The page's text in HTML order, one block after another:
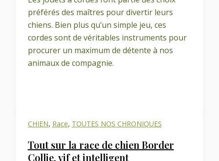
préférés des maîtres pour divertir leurs
chiens. Bien plus qu’un simple jeu, ces
cordes sont de véritables instruments pour
procurer un maximum de détente à nos
animaux de compagnie.
CHIEN, Race, TOUTES NOS CHRONIQUES
Tout sur la race de chien Border
Collie, vif et intelligent